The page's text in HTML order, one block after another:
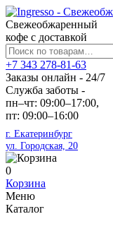
Свежеобжаренный
кофе с доставкой
Искать:
+7 343 278-81-63
Заказы онлайн - 24/7
Служба заботы -
пн–чт: 09:00–17:00,
пт: 09:00–16:00
г. Екатеринбург
ул. Городская, 20
0
Корзина
Меню
Каталог